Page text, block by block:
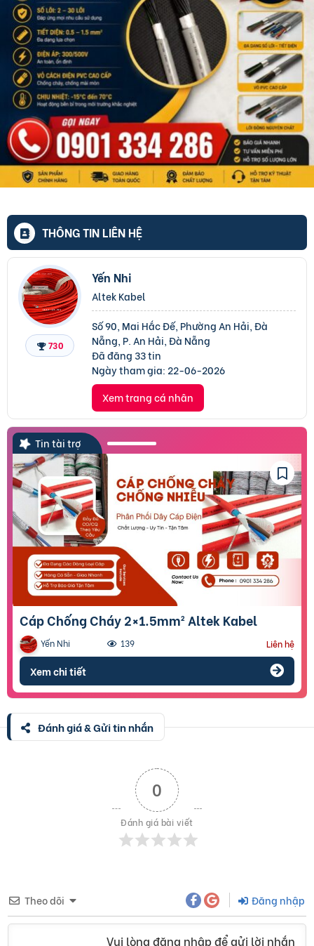
THÔNG TIN LIÊN HỆ
730
Yến Nhi
Altek Kabel
Số 90, Mai Hắc Đế, Phường An Hải, Đà
Nẵng, P. An Hải, Đà Nẵng
Đã đăng 33 tin
Ngày tham gia: 22-06-2026
Xem trang cá nhân
Tin tài trợ
Cáp Chống Cháy 2×1.5mm² Altek Kabel
Yến Nhi 139 Liên hệ
Xem chi tiết
Đánh giá & Gửi tin nhắn
0
Đánh giá bài viết
Theo dõi Đăng nhập
Vui lòng đăng nhập để gửi lời nhắn